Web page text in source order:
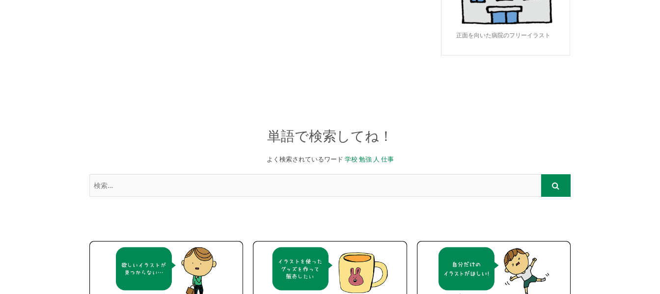
正面を向いた病院のフリーイラスト
単語で検索してね！
よく検索されているワード 学校 勉強 人 仕事